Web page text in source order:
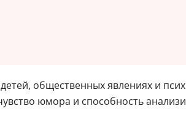
общественных явлениях и
юмора и способность